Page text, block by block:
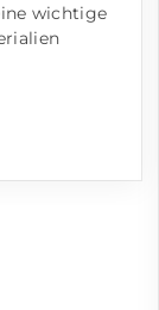
wichtige